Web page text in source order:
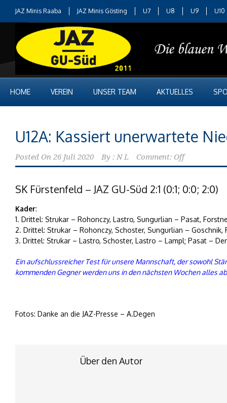
JAZ Minis Raaba JAZ Minis Gösting U7 U8 U9 U10
HOME VEREIN UNSER TEAM AKTUELLES
U12A: Kassiert unerwartete
Posted On 26 Juli 2020 By : N L Comment: Off
SK Fürstenfeld – JAZ GU-Süd 2:1 (0:1; 0:0; 2:0)
Kader:
1. Drittel: Strukar – Rohonczy, Lastro, Sungurlian – Pasat,
2. Drittel: Strukar – Rohonczy, Schoster, Sungurlian – Goschnik,
3. Drittel: Strukar – Lastro, Schoster, Lastro – Lampl; Pasat –
Ein aufschlussreicher Test für unsere Mannschaft, der sowohl
kommenden Gegner werden uns in den nächsten Wochen alles
Fotos: Danke an die JAZ-Presse – A.Degen
Über den Autor